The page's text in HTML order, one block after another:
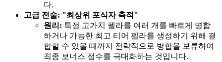
다.
고급 전술: "최상위 포식자 축적"
원리: 특정 고가치 펠라를 여러 개를 빠르게 병합
하거나 가능한 최고 티어 펠라를 생성하기 위해 결
합할 수 있을 때까지 전략적으로 병합을 보류하여
최종 보너스 점수를 극대화하는 것입니다.